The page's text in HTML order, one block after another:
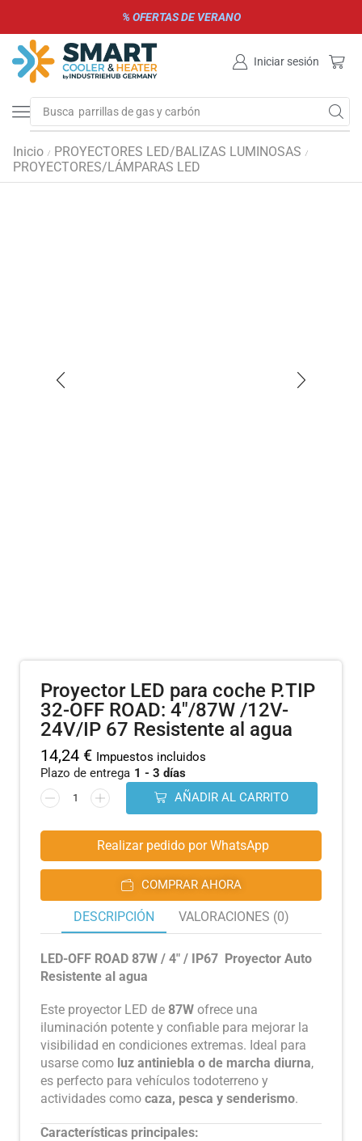
% OFERTAS DE VERANO
Iniciar sesión
Busca parrillas de gas y carbón
Inicio / PROYECTORES LED/BALIZAS LUMINOSAS /
PROYECTORES/LÁMPARAS LED
Proyector LED para coche P.TIP
32-OFF ROAD: 4″/87W /12V-
24V/IP 67 Resistente al agua
14,24 € Impuestos incluidos
Plazo de entrega 1 - 3 días
AÑADIR AL CARRITO
Realizar pedido por WhatsApp
COMPRAR AHORA
DESCRIPCIÓN VALORACIONES (0)
LED-OFF ROAD 87W / 4″ / IP67 Proyector Auto
Resistente al agua
Este proyector LED de 87W ofrece una
iluminación potente y confiable para mejorar la
visibilidad en condiciones extremas. Ideal para
usarse como luz antiniebla o de marcha diurna,
es perfecto para vehículos todoterreno y
actividades como caza, pesca y senderismo.
Características principales: